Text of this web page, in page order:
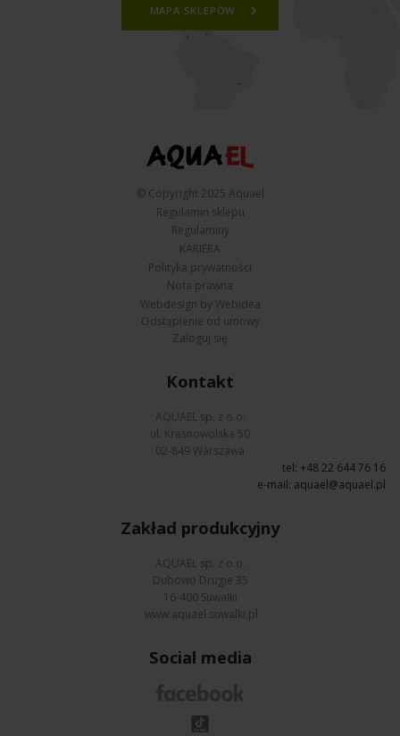
MAPA SKLEPÓW
© Copyright 2025 Aquael
Regulamin sklepu
Regulaminy
KARIERA
Polityka prywatności
Nota prawna
Webdesign by Webidea
Odstąpienie od umowy
Zaloguj się
Kontakt
AQUAEL sp. z o.o.
ul. Krasnowolska 50
02-849 Warszawa
tel: +48 22 644 76 16
e-mail: aquael@aquael.pl
Zakład produkcyjny
AQUAEL sp. z o.o.
Dubowo Drugie 35
16-400 Suwałki
www.aquael.suwalki.pl
Social media